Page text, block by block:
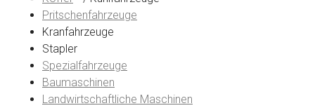
Baujahr
Getriebe
Pritschenfahrzeuge
Kranfahrzeuge
Stapler
Spezialfahrzeuge
Baumaschinen
Landwirtschaftliche Maschinen